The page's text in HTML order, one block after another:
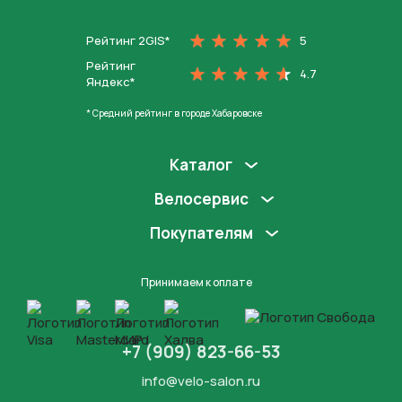
Рейтинг 2GIS*
5
Рейтинг
Яндекс*
4.7
* Средний рейтинг в городе Хабаровске
Каталог
Велосервис
Покупателям
Принимаем к оплате
+7 (909) 823-66-53
info@velo-salon.ru